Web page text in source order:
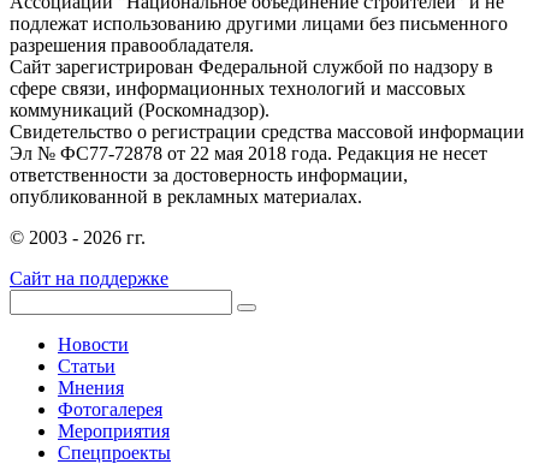
подлежат использованию другими лицами без письменного
разрешения правообладателя.
Сайт зарегистрирован Федеральной службой по надзору в
сфере связи, информационных технологий и массовых
коммуникаций (Роскомнадзор).
Свидетельство о регистрации средства массовой информации
Эл № ФС77-72878 от 22 мая 2018 года. Редакция не несет
ответственности за достоверность информации,
опубликованной в рекламных материалах.
© 2003 - 2026 гг.
Сайт на поддержке
Новости
Статьи
Мнения
Фотогалерея
Мероприятия
Спецпроекты